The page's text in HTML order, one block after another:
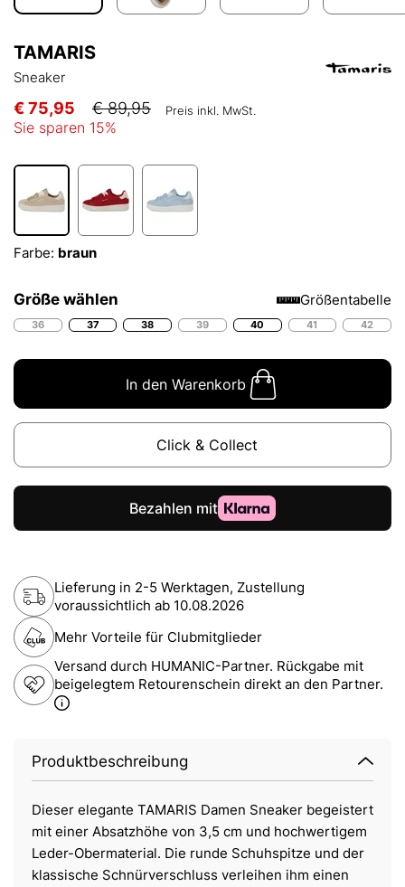
TAMARIS
Sneaker
€ 75,95 € 89,95 Preis inkl. MwSt.
Sie sparen 15%
Farbe: braun
Größe wählen Größentabelle
36 37 38 39 40 41 42
In den Warenkorb
Click & Collect
Lieferung in 2-5 Werktagen, Zustellung
voraussichtlich ab 10.08.2026
Mehr Vorteile für Clubmitglieder
Versand durch HUMANIC-Partner. Rückgabe mit
beigelegtem Retourenschein direkt an den Partner.
Produktbeschreibung
Dieser elegante TAMARIS Damen Sneaker begeistert
mit einer Absatzhöhe von 3,5 cm und hochwertigem
Leder-Obermaterial. Die runde Schuhspitze und der
klassische Schnürverschluss verleihen ihm einen